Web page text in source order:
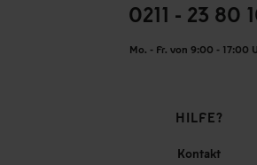
0211 - 23 80
Mo. - Fr. von 9:00 - 17:00
HILFE?
Kontakt